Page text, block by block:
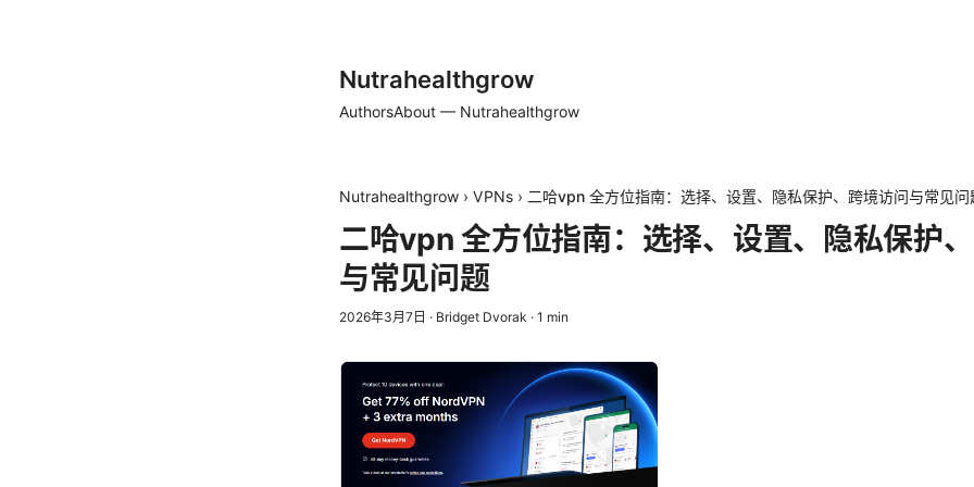
Nutrahealthgrow
AuthorsAbout — Nutrahealthgrow
Nutrahealthgrow › VPNs › 二哈vpn 全方位指南：选择、设置、隐私保护、跨境访问与常见问
二哈vpn 全方位指南：选择、设置、隐私保护
与常见问题
2026年3月7日 · Bridget Dvorak · 1 min